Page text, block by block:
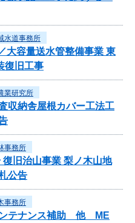
水道事務所
大容量送水管整備事業 東
復旧工事
業研究所
収納舎屋根カバー工法工
事務所
復旧治山事業 梨ノ木山地
公告
事務所
ンテナンス補助 他 ME